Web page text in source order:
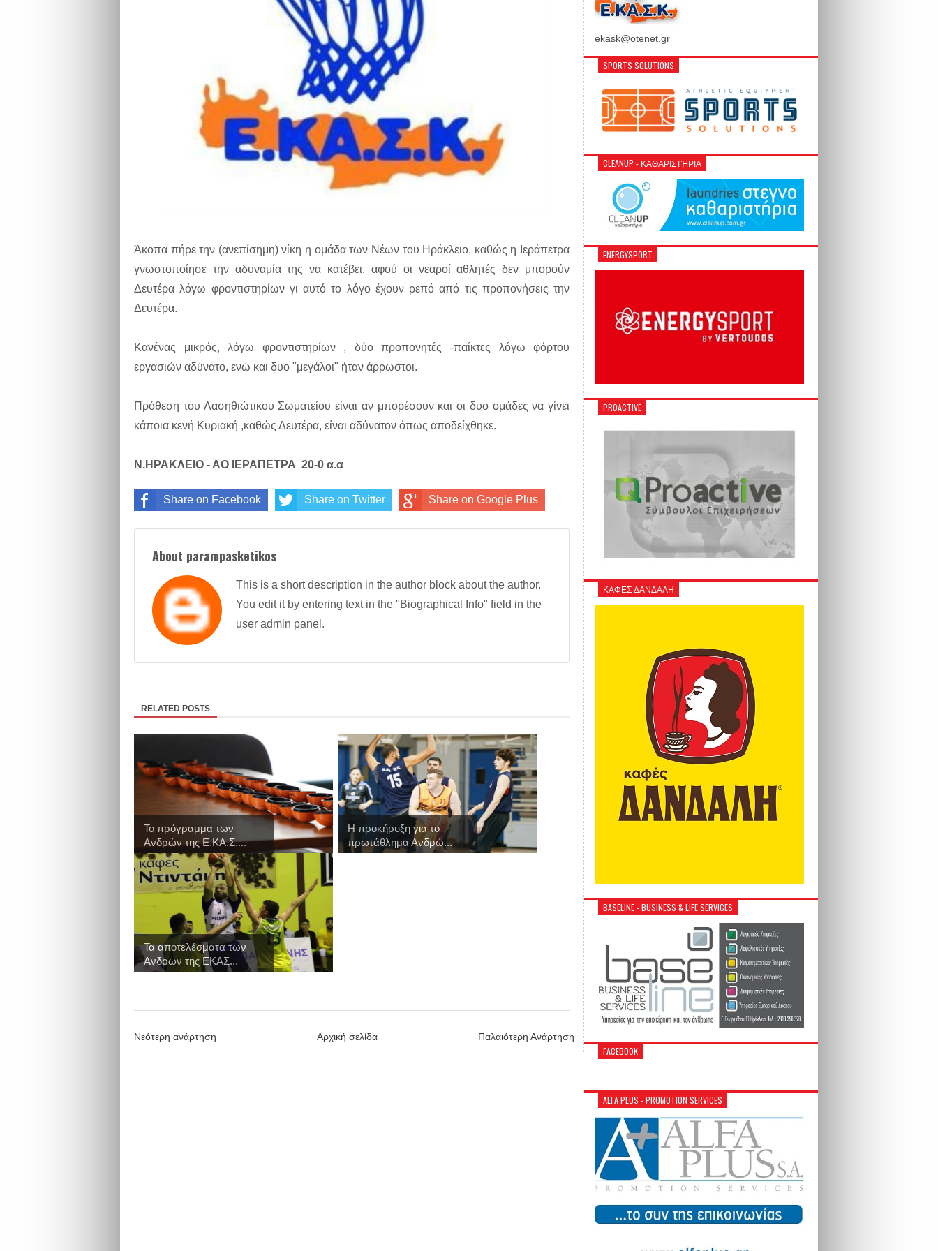
Άκοπα πήρε την (ανεπίσημη) νίκη η ομάδα των Νέων του Ηράκλειο, καθώς η Ιεράπετρα
γνωστοποίησε την αδυναμία της να κατέβει, αφού οι νεαροί αθλητές δεν μπορούν
Δευτέρα λόγω φροντιστηρίων γι αυτό το λόγο έχουν ρεπό από τις προπονήσεις την
Δευτέρα.
Κανένας μικρός, λόγω φροντιστηρίων , δύο προπονητές -παίκτες λόγω φόρτου
εργασιών αδύνατο, ενώ και δυο "μεγάλοι" ήταν άρρωστοι.
Πρόθεση του Λασηθιώτικου Σωματείου είναι αν μπορέσουν και οι δυο ομάδες να γίνει
κάποια κενή Κυριακή ,καθώς Δευτέρα, είναι αδύνατον όπως αποδείχθηκε.
Ν.ΗΡΑΚΛΕΙΟ - ΑΟ ΙΕΡΑΠΕΤΡΑ 20-0 α.α
Share on Facebook Share on Twitter Share on Google Plus
About parampasketikos
This is a short description in the author block about the author.
You edit it by entering text in the "Biographical Info" field in the
user admin panel.
RELATED POSTS
Το πρόγραμμα των
Ανδρών της Ε.ΚΑ.Σ....
Η προκήρυξη για το
πρωτάθλημα Ανδρώ...
Τα αποτελέσματα των
Ανδρων της ΕΚΑΣ...
Νεότερη ανάρτηση Παλαιότερη Ανάρτηση
Αρχική σελίδα
ekask@otenet.gr
SPORTS SOLUTIONS
CLEANUP - ΚΑΘΑΡΙΣΤΉΡΙΑ
ENERGYSPORT
PROACTIVE
ΚΑΦΕΣ ΔΑΝΔΑΛΗ
BASELINE - BUSINESS & LIFE SERVICES
FACEBOOK
ALFA PLUS - PROMOTION SERVICES